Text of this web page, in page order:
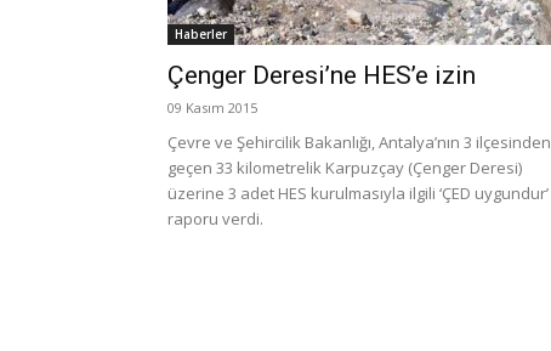
Haberler
Çenger Deresi’ne HES’e izin
09 Kasım 2015
Çevre ve Şehircilik Bakanlığı, Antalya’nın 3 ilçesinden
geçen 33 kilometrelik Karpuzçay (Çenger Deresi)
üzerine 3 adet HES kurulmasıyla ilgili ‘ÇED uygundur’
raporu verdi.